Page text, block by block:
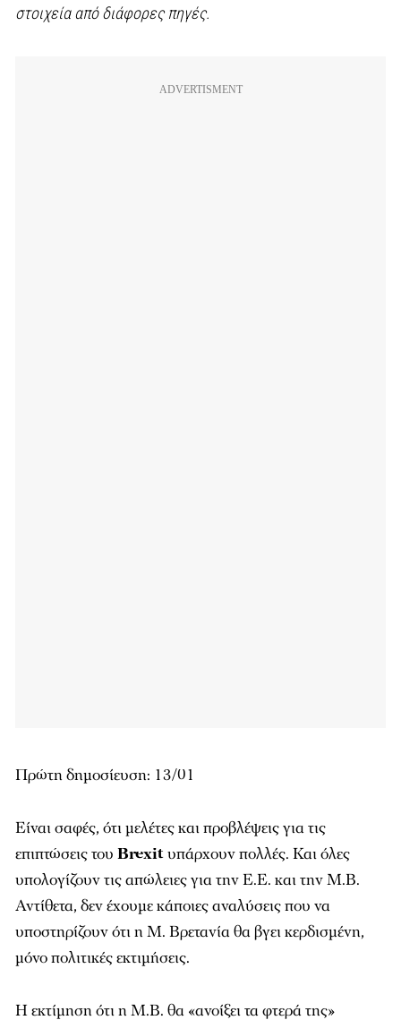
στοιχεία από διάφορες πηγές.
Πρώτη δημοσίευση: 13/01
Είναι σαφές, ότι μελέτες και προβλέψεις για τις
επιπτώσεις του Brexitυπάρχουν πολλές. Και όλες
υπολογίζουν τις απώλειες για την Ε.Ε. και την Μ.Β.
Αντίθετα, δεν έχουμε κάποιες αναλύσεις που να
υποστηρίζουν ότι η Μ. Βρετανία θα βγει κερδισμένη,
μόνο πολιτικές εκτιμήσεις.
Η εκτίμηση ότι η Μ.Β. θα «ανοίξει τα φτερά της»